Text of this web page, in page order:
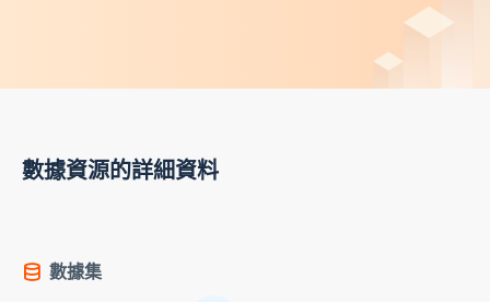
數據資源的詳細資料
數據集